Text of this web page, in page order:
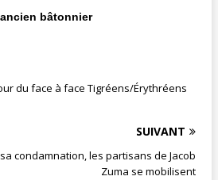
bâtonnier
du face à face Tigréens/Érythréens
SUIVANT
condamnation, les partisans de Jacob
Zuma se mobilisent